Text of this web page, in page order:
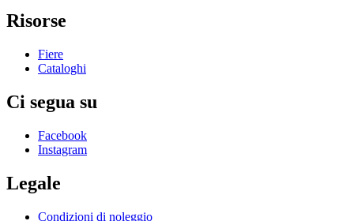
Risorse
Fiere
Cataloghi
Ci segua su
Facebook
Instagram
Legale
Condizioni di noleggio